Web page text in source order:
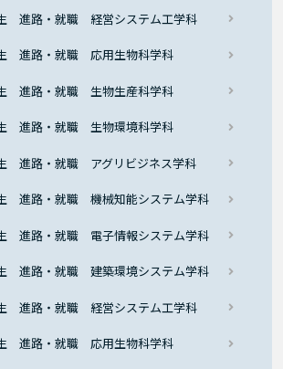
進路・就職 経営システム工学科
進路・就職 応用生物科学科
進路・就職 生物生産科学科
進路・就職 生物環境科学科
進路・就職 アグリビジネス学科
進路・就職 機械知能システム学科
進路・就職 電子情報システム学科
進路・就職 建築環境システム学科
進路・就職 経営システム工学科
進路・就職 応用生物科学科